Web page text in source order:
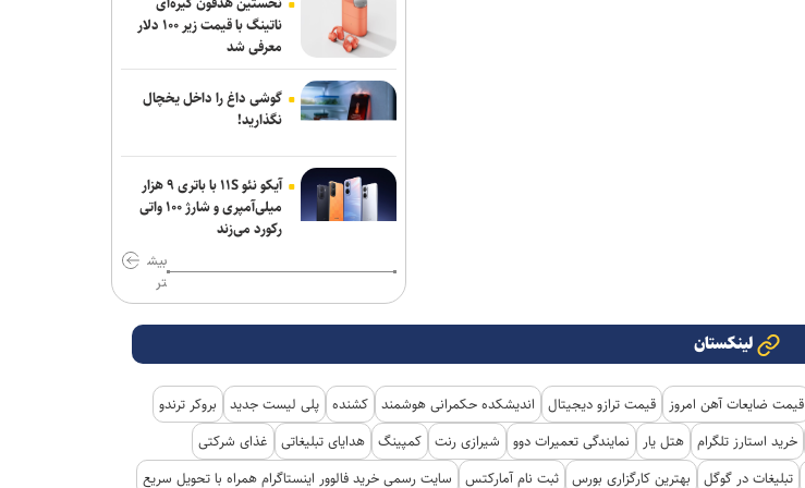
ناتینگ با قیمت زیر ۱۰۰ دلار
معرفی شد
گوشی داغ را داخل یخچال
نگذارید!
آیکو نئو ۱۱S با باتری ۹ هزار
میلی‌آمپری و شارژ ۱۰۰ واتی
رکورد می‌زند
بیش
تر
لینکستان
قیمت ضایعات آهن امروز قیمت ترازو دیجیتال اندیشکده حکمرانی هوشمند کشنده پلی لیست جدید
بروکر ترندو
خرید استارز تلگرام هتل یار نمایندگی تعمیرات دوو شیرازی رنت کمپینگ هدایای تبلیغاتی
غذای شرکتی
تبلیغات در گوگل بهترین کارگزاری بورس ثبت نام آمارکتس سایت رسمی خرید فالوور اینستاگرام همراه با تحویل سریع